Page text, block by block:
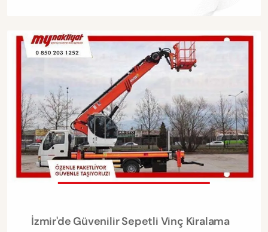
İzmir'de Güvenilir Sepetli Vinç Kiralama